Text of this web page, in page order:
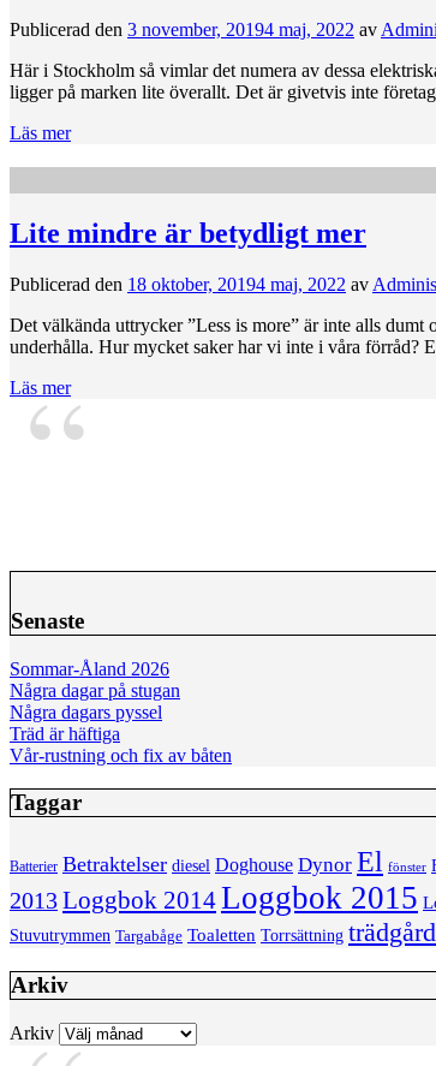
Publicerad den 3 november, 20194 maj, 2022 av
Här i Stockholm så vimlar det numera av dessa
ligger på marken lite överallt. Det är givetvis inte
Läs mer
Lite mindre är betydligt mer
Publicerad den 18 oktober, 20194 maj, 2022 av
Det välkända uttrycker ”Less is more” är inte alls
underhålla. Hur mycket saker har vi inte i våra förråd?
Läs mer
Senaste
Sommar-Åland 2026
Några dagar på stugan
Några dagars pyssel
Träd är häftiga
Vår-rustning och fix av båten
Taggar
Batterier Betraktelser diesel Doghouse Dynor El fönster
2013Loggbok 2014Loggbok 2015
Stuvutrymmen Targabåge Toaletten Torrsättning
Arkiv
Arkiv